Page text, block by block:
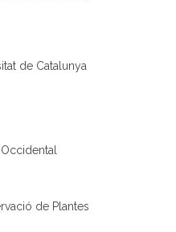
de Catalunya
de Plantes